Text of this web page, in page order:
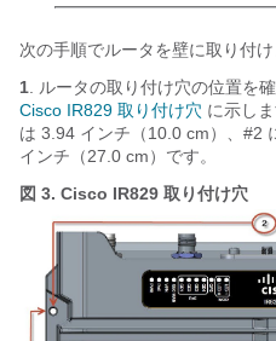
次の手順でルータを壁に取り付け
1 . ルータの取り付け穴の位置を
Cisco IR829 取り付け穴 に示し
は 3.94 インチ（10.0 cm）、#2
インチ（27.0 cm）です。
図 3. Cisco IR829 取り付け穴